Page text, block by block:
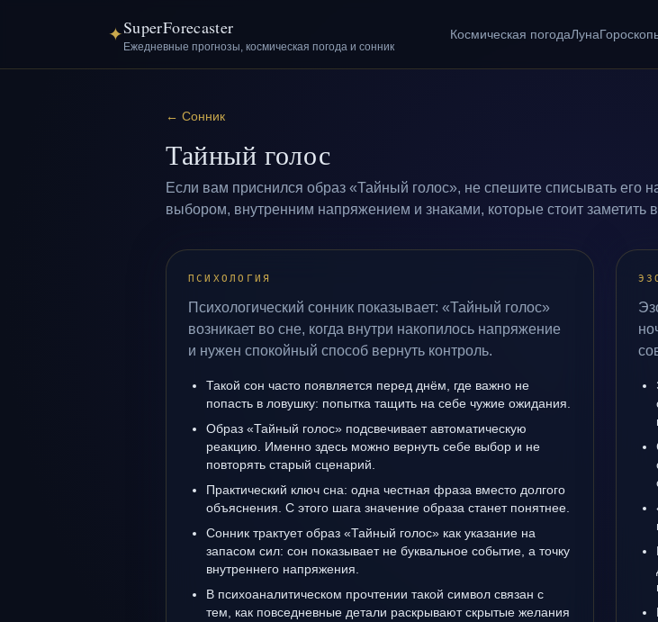
✦SuperForecaster
Ежедневные прогнозы, космическая погода и сонник
Космическая погодаЛуна
← Сонник
Тайный голос
Если вам приснился образ «Тайный голос», не спешите списывать его
выбором, внутренним напряжением и знаками, которые стоит заметить
ПСИХОЛОГИЯ
Психологический сонник показывает: «Тайный голос»
возникает во сне, когда внутри накопилось напряжение
и нужен спокойный способ вернуть контроль.
Такой сон часто появляется перед днём, где важно не
попасть в ловушку: попытка тащить на себе чужие ожидания.
Образ «Тайный голос» подсвечивает автоматическую
реакцию. Именно здесь можно вернуть себе выбор и не
повторять старый сценарий.
Практический ключ сна: одна честная фраза вместо долгого
объяснения. С этого шага значение образа станет понятнее.
Сонник трактует образ «Тайный голос» как указание на
запасом сил: сон показывает не буквальное событие, а точку
внутреннего напряжения.
В психоаналитическом прочтении такой символ связан с
тем, как повседневные детали раскрывают скрытые желания